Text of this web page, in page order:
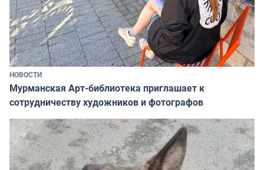
НОВОСТИ
Мурманская Арт-библиотека приглашает к
сотрудничеству художников и фотографов